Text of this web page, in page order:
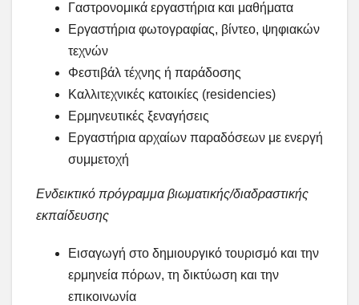
Γαστρονομικά εργαστήρια και μαθήματα
Εργαστήρια φωτογραφίας, βίντεο, ψηφιακών
τεχνών
Φεστιβάλ τέχνης ή παράδοσης
Καλλιτεχνικές κατοικίες (residencies)
Ερμηνευτικές ξεναγήσεις
Εργαστήρια αρχαίων παραδόσεων με ενεργή
συμμετοχή
Ενδεικτικό πρόγραμμα βιωματικής/διαδραστικής
εκπαίδευσης
Εισαγωγή στο δημιουργικό τουρισμό και την
ερμηνεία πόρων, τη δικτύωση και την
επικοινωνία